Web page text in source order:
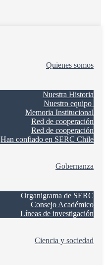
Quienes somos
Nuestra Historia
Nuestro equipo
Memoria Institucional
Red de cooperación
Red de cooperación
Han confiado en SERC Chile
Gobernanza
Organigrama de SERC
Consejo Académico
Líneas de investigación
Ciencia y sociedad